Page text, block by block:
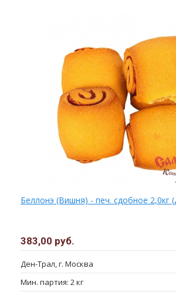
Беллонэ (Вишня) - печ. сдобное 2,0кг
383,00 руб.
Ден-Трал, г. Москва
Мин. партия: 2 кг